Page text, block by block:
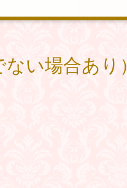
い場合あり）